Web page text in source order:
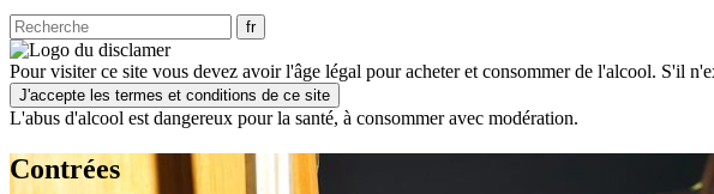
Pour visiter ce site vous devez avoir l'âge légal pour acheter et consommer de l'alcool. S'il
J'accepte les termes et conditions de ce site
L'abus d'alcool est dangereux pour la santé, à consommer avec modération.
Contrées